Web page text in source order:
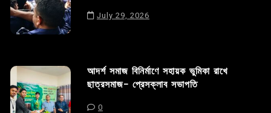
July 29, 2026
আদর্শ সমাজ বিনির্মাণে সহায়ক ভুমিকা রাখে
ছাত্রসমাজ- প্রেসক্লাব সভাপতি
0